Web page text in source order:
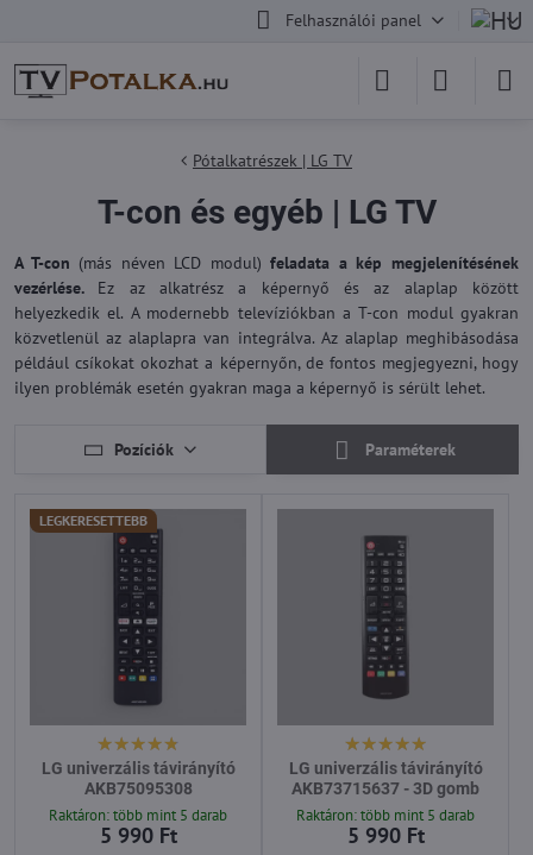
Felhasználói panel
Pótalkatrészek | LG TV
T-con és egyéb | LG TV
A T-con (más néven LCD modul)feladata a kép megjelenítésének
vezérlése. Ez az alkatrész a képernyő és az alaplap között
helyezkedik el. A modernebb televíziókban a T-con modul gyakran
közvetlenül az alaplapra van integrálva. Az alaplap meghibásodása
például csíkokat okozhat a képernyőn, de fontos megjegyezni, hogy
ilyen problémák esetén gyakran maga a képernyő is sérült lehet.
Pozíciók Paraméterek
LEGKERESETTEBB
LG univerzális távirányító
AKB75095308
Raktáron: több mint 5 darab
5 990 Ft
LG univerzális távirányító
AKB73715637 - 3D gomb
Raktáron: több mint 5 darab
5 990 Ft